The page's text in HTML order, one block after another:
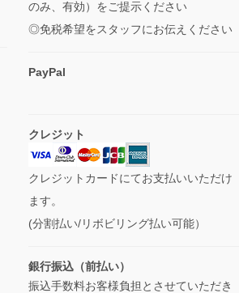
のみ、有効）をご提示ください
◎免税希望をスタッフにお伝えください
PayPal
クレジット
クレジットカードにてお支払いいただけ
ます。
(分割払い/リボビリング払い可能）
銀行振込（前払い）
振込手数料お客様負担とさせていただき